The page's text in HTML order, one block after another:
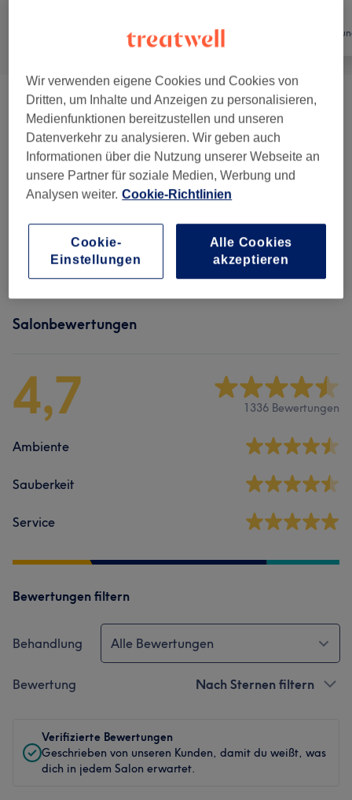
Friseur
Damen - Haarschnitte & Stylings (5) ab 30 €
Damen - Coloration & Farbe ( 2) ab 1 €
Herren - Haarschnitte & Rasuren (8 ) ab 5 €
Kinder - Haarschnitte & Stylings (1) 20 €
Herren - Haarschnitte & Stylings 1)
Salonbewertungen
4,7 1336 Bewertungen
Ambiente
Sauberkeit
Service
Bewertungen filtern
Behandlung Alle Bewertungen
Bewertung Nach Sternen filtern
Verifizierte Bewertungen
Geschrieben von unseren Kunden, damit du weißt, was
dich in jedem Salon erwartet.
Wir verwenden eigene Cookies und Cookies von
Dritten, um Inhalte und Anzeigen zu personalisieren,
Medienfunktionen bereitzustellen und unseren
Datenverkehr zu analysieren. Wir geben auch
Informationen über die Nutzung unserer Webseite an
unsere Partner für soziale Medien, Werbung und
Analysen weiter. Cookie-Richtlinien
Cookie-
Einstellungen
Alle Cookies
akzeptieren